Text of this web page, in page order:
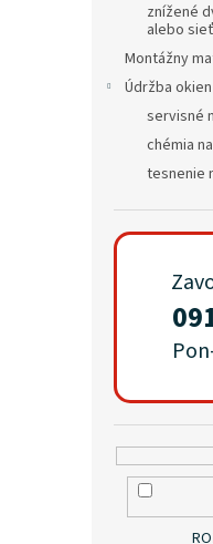
znížené
alebo
Montážny
Údržba
servisné
chémia
tesnenie